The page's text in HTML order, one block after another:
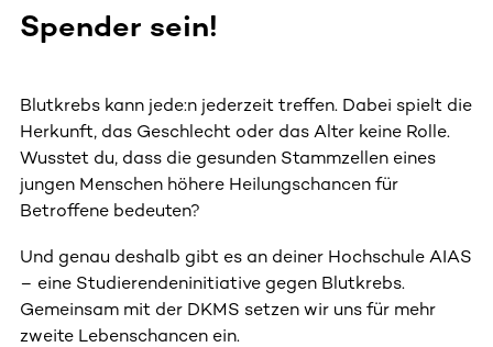
Spender sein!
Blutkrebs kann jede:n jederzeit treffen. Dabei spielt die
Herkunft, das Geschlecht oder das Alter keine Rolle.
Wusstet du, dass die gesunden Stammzellen eines
jungen Menschen höhere Heilungschancen für
Betroffene bedeuten?
Und genau deshalb gibt es an deiner Hochschule AIAS
– eine Studierendeninitiative gegen Blutkrebs.
Gemeinsam mit der DKMS setzen wir uns für mehr
zweite Lebenschancen ein.